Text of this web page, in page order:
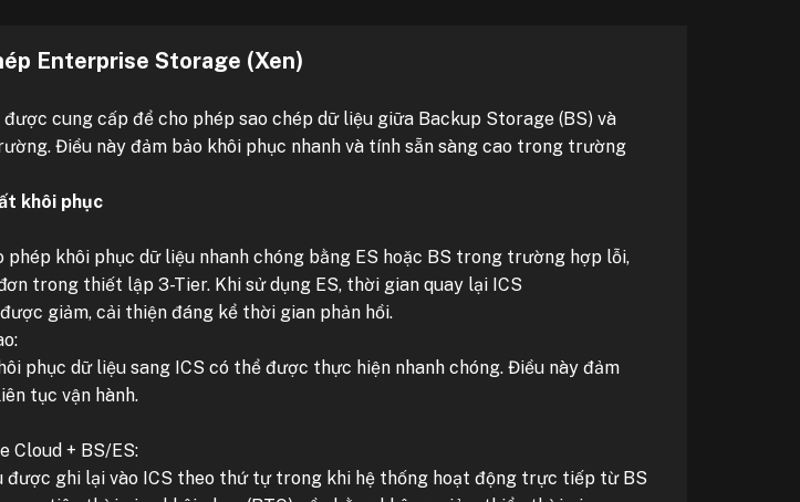
Enterprise Storage (Xen)
cung cấp để cho phép sao chép dữ liệu giữa Backup Storage (BS) và
Điều này đảm bảo khôi phục nhanh và tính sẵn sàng cao trong trường
khôi phục
khôi phục dữ liệu nhanh chóng bằng ES hoặc BS trong trường hợp lỗi,
trong thiết lập 3-Tier. Khi sử dụng ES, thời gian quay lại ICS
giảm, cải thiện đáng kể thời gian phản hồi.
phục dữ liệu sang ICS có thể được thực hiện nhanh chóng. Điều này đảm
tục vận hành.
Cloud + BS/ES:
được ghi lại vào ICS theo thứ tự trong khi hệ thống hoạt động trực tiếp từ BS